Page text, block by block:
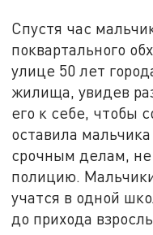
Спустя час
поквартального
улице 50 лет
жилища, увидев
его к себе, чтобы
оставила
срочным делам,
полицию.
учатся в одной
до прихода